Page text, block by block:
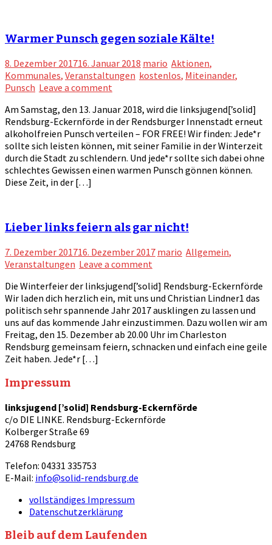
Warmer Punsch gegen soziale Kälte!
8. Dezember 201716. Januar 2018 mario Aktionen,
Kommunales, Veranstaltungen kostenlos, Miteinander,
Punsch Leave a comment
Am Samstag, den 13. Januar 2018, wird die linksjugend[’solid]
Rendsburg-Eckernförde in der Rendsburger Innenstadt erneut
alkoholfreien Punsch verteilen – FOR FREE! Wir finden: Jede*r
sollte sich leisten können, mit seiner Familie in der Winterzeit
durch die Stadt zu schlendern. Und jede*r sollte sich dabei ohne
schlechtes Gewissen einen warmen Punsch gönnen können.
Diese Zeit, in der […]
Lieber links feiern als gar nicht!
7. Dezember 201716. Dezember 2017 mario Allgemein,
Veranstaltungen Leave a comment
Die Winterfeier der linksjugend[’solid] Rendsburg-Eckernförde
Wir laden dich herzlich ein, mit uns und Christian Lindner1 das
politisch sehr spannende Jahr 2017 ausklingen zu lassen und
uns auf das kommende Jahr einzustimmen. Dazu wollen wir am
Freitag, den 15. Dezember ab 20.00 Uhr im Charleston
Rendsburg gemeinsam feiern, schnacken und einfach eine geile
Zeit haben. Jede*r […]
Impressum
linksjugend [’solid] Rendsburg-Eckernförde
c/o DIE LINKE. Rendsburg-Eckernförde
Kolberger Straße 69
24768 Rendsburg
Telefon: 04331 335753
E-Mail: info@solid-rendsburg.de
vollständiges Impressum
Datenschutzerklärung
Bleib auf dem Laufenden